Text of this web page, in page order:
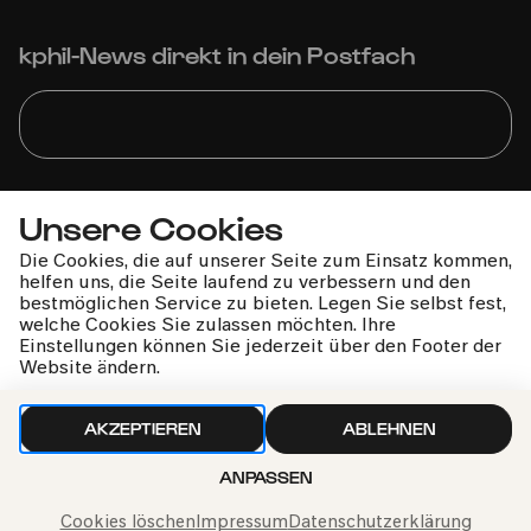
Unsere Cookies
Die Cookies, die auf unserer Seite zum Einsatz kommen,
helfen uns, die Seite laufend zu verbessern und den
bestmöglichen Service zu bieten. Legen Sie selbst fest,
welche Cookies Sie zulassen möchten. Ihre
Einstellungen können Sie jederzeit über den Footer der
Website ändern.
AKZEPTIEREN ABLEHNEN
ANPASSEN
Cookies löschenImpressumDatenschutzerklärung
kphil-News direkt in dein Postfach
unserenDatenschutzbestimmungen
Philharmonie-Hotline anrufen
Mo – Fr 10:00 – 18:00